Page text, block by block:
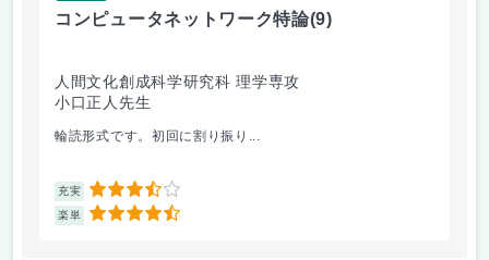
コンピュータネットワーク特論(9)
人間文化創成科学研究科 理学専攻
小口正人先生
輪読形式です。初回に割り振り...
充実 3.5
楽単 4.5